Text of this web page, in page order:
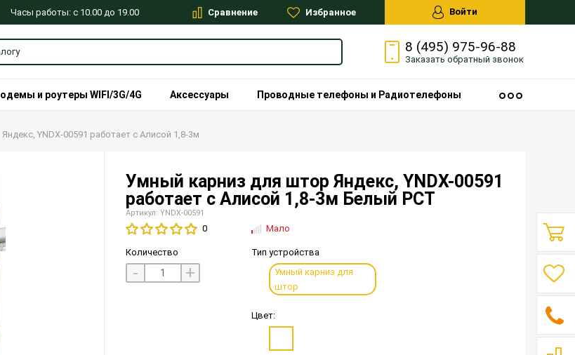
Часы работы: с 10.00 до 19.00 Сравнение Избранное Войти
8 (495) 975-96-88
Заказать обратный звонок
и роутеры WIFI/3G/4G Аксессуары Проводные телефоны и Радиотелефоны
Яндекс, YNDX-00591 работает с Алисой 1,8-3м
Умный карниз для штор Яндекс, YNDX-00591
работает с Алисой 1,8-3м Белый РСТ
Артикул: YNDX-00591
0 Мало
Количество
- +
Тип устройства
Умный карниз для
штор
Цвет: